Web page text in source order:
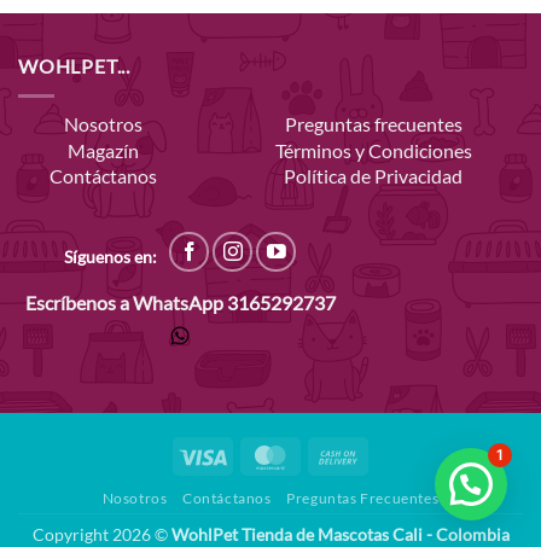
WOHLPET...
Nosotros
Magazín
Contáctanos
Preguntas frecuentes
Términos y Condiciones
Política de Privacidad
Síguenos en:
Escríbenos a WhatsApp 3165292737
Visa MasterCard
Delivery
Nosotros Contáctanos Preguntas Frecuentes
Copyright 2026 ©WohlPet Tienda de Mascotas Cali - Colombia
1